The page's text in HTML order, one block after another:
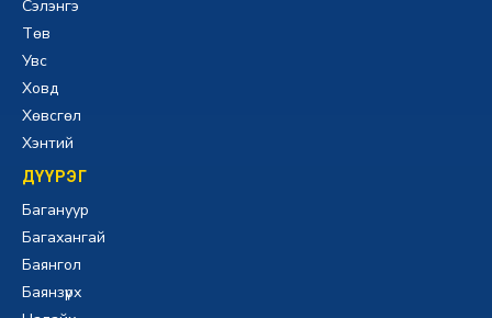
Сэлэнгэ
Төв
Увс
Ховд
Хөвсгөл
Хэнтий
ДҮҮРЭГ
Багануур
Багахангай
Баянгол
Баянзүрх